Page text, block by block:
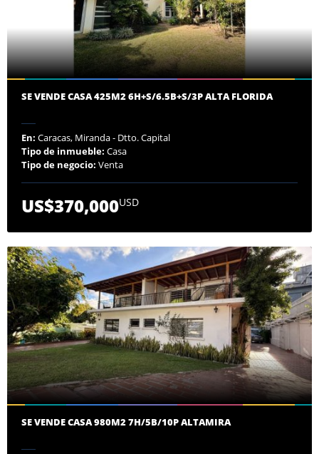
SE VENDE CASA 425M2 6H+S/6.5B+S/3P ALTA FLORIDA
En: Caracas, Miranda - Dtto. Capital
Tipo de inmueble: Casa
Tipo de negocio: Venta
US$370,000USD
SE VENDE CASA 980M2 7H/5B/10P ALTAMIRA